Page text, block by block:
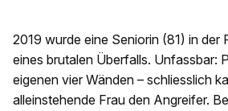
2019 wurde eine Seniorin (81) in der
eines brutalen Überfalls. Unfassbar:
eigenen vier Wänden – schliesslich
alleinstehende Frau den Angreifer.